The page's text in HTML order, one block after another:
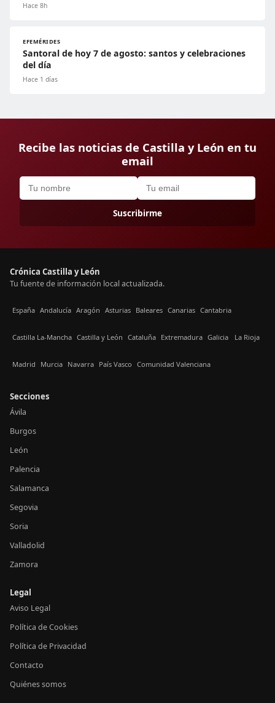
Hace 8h
EFEMÉRIDES
Santoral de hoy 7 de agosto: santos y celebraciones
del día
Hace 1 días
Recibe las noticias de Castilla y León en tu
email
Suscribirme
Crónica Castilla y León
Tu fuente de información local actualizada.
España Andalucía Aragón Asturias Baleares Canarias Cantabria
Castilla La-Mancha Castilla y León Cataluña Extremadura Galicia La Rioja
Madrid Murcia Navarra País Vasco Comunidad Valenciana
Secciones
Ávila
Burgos
León
Palencia
Salamanca
Segovia
Soria
Valladolid
Zamora
Legal
Aviso Legal
Política de Cookies
Política de Privacidad
Contacto
Quiénes somos